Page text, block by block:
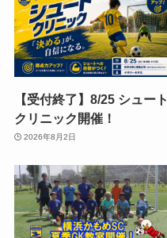
【受付終了】8/25 シュート
クリニック開催！
2026年8月2日